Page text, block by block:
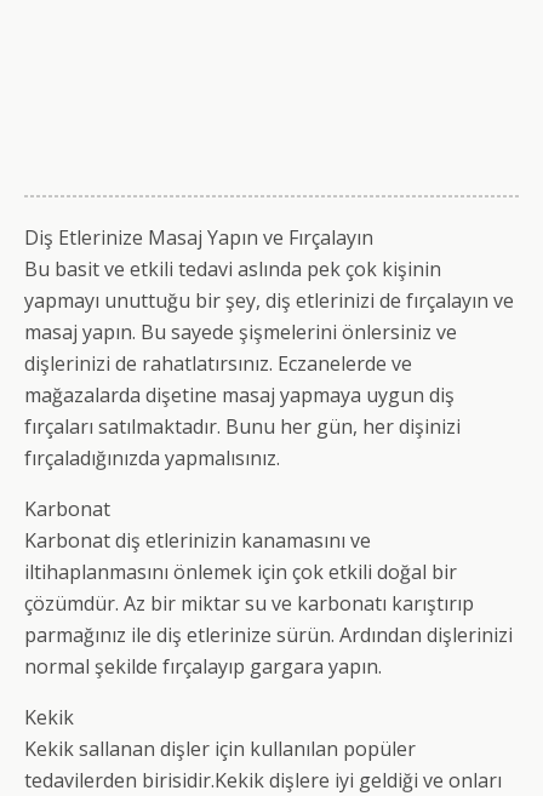
Diş Etlerinize Masaj Yapın ve Fırçalayın
Bu basit ve etkili tedavi aslında pek çok kişinin
yapmayı unuttuğu bir şey, diş etlerinizi de fırçalayın ve
masaj yapın. Bu sayede şişmelerini önlersiniz ve
dişlerinizi de rahatlatırsınız. Eczanelerde ve
mağazalarda dişetine masaj yapmaya uygun diş
fırçaları satılmaktadır. Bunu her gün, her dişinizi
fırçaladığınızda yapmalısınız.
Karbonat
Karbonat diş etlerinizin kanamasını ve
iltihaplanmasını önlemek için çok etkili doğal bir
çözümdür. Az bir miktar su ve karbonatı karıştırıp
parmağınız ile diş etlerinize sürün. Ardından dişlerinizi
normal şekilde fırçalayıp gargara yapın.
Kekik
Kekik sallanan dişler için kullanılan popüler
tedavilerden birisidir.Kekik dişlere iyi geldiği ve onları